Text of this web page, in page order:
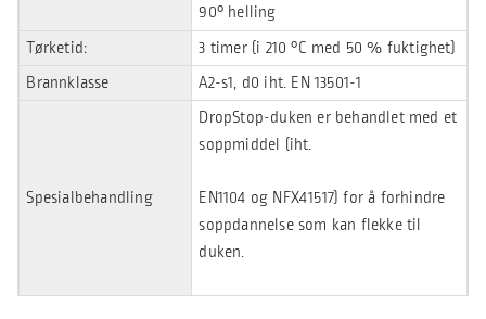
90° helling
Tørketid:
3 timer (i 210 °C med 50 % fuktighet)
Brannklasse
A2-s1, d0 iht. EN 13501-1
Spesialbehandling
DropStop-duken er behandlet med et
soppmiddel (iht.
EN1104 og NFX41517) for å forhindre
soppdannelse som kan flekke til
duken.